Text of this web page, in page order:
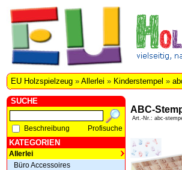
EU Holzspielzeug » Allerlei » Kinderstempel »
SUCHE
Beschreibung Profisuche
KATEGORIEN
Allerlei
Büro Accessoires
ABC-
Art.-Nr.: abc-